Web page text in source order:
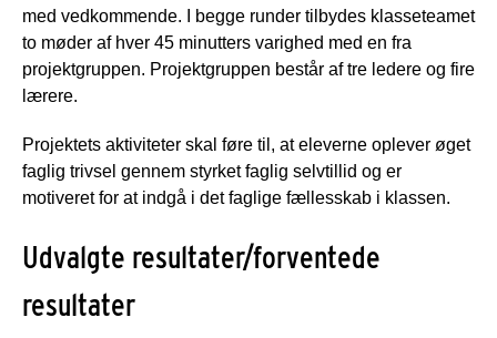
med vedkommende. I begge runder tilbydes klasseteamet
to møder af hver 45 minutters varighed med en fra
projektgruppen. Projektgruppen består af tre ledere og fire
lærere.
Projektets aktiviteter skal føre til, at eleverne oplever øget
faglig trivsel gennem styrket faglig selvtillid og er
motiveret for at indgå i det faglige fællesskab i klassen.
Udvalgte resultater/forventede
resultater